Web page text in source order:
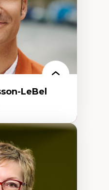
rural francophone
LeBel
comparée